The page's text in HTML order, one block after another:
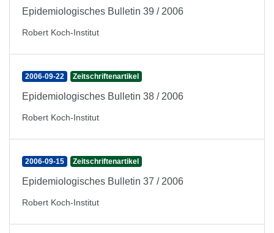
Epidemiologisches Bulletin 39 / 2006
Robert Koch-Institut
2006-09-22 Zeitschriftenartikel
Epidemiologisches Bulletin 38 / 2006
Robert Koch-Institut
2006-09-15 Zeitschriftenartikel
Epidemiologisches Bulletin 37 / 2006
Robert Koch-Institut